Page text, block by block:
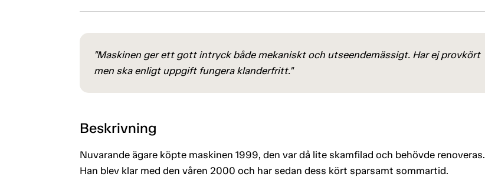
"Maskinen ger ett gott intryck både mekaniskt och utseendemässigt. Har ej provkört
men ska enligt uppgift fungera klanderfritt."
Beskrivning
Nuvarande ägare köpte maskinen 1999, den var då lite skamfilad och behövde renoveras.
Han blev klar med den våren 2000 och har sedan dess kört sparsamt sommartid.